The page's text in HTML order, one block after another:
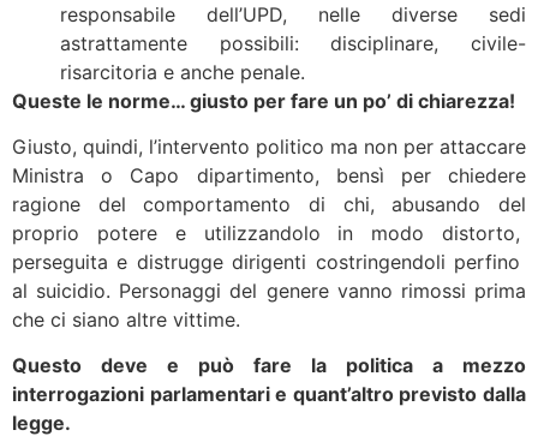
responsabile dell’UPD, nelle diverse sedi
astrattamente possibili: disciplinare, civile-
risarcitoria e anche penale.
Queste le norme… giusto per fare un po’ di chiarezza!
Giusto, quindi, l’intervento politico ma non per attaccare
Ministra o Capo dipartimento, bensì per chiedere
ragione del comportamento di chi, abusando del
proprio potere e utilizzandolo in modo distorto,
perseguita e distrugge dirigenti costringendoli perfino
al suicidio. Personaggi del genere vanno rimossi prima
che ci siano altre vittime.
Questo deve e può fare la politica a mezzo
interrogazioni parlamentari e quant’altro previsto dalla
legge.